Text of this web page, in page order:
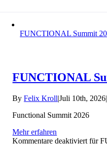
FUNCTIONAL Summit
FUNCTIONAL
ByFelix Kroll|Juli 10th, 2026|
Functional Summit 2026
Mehr erfahren
Kommentare deaktiviert für